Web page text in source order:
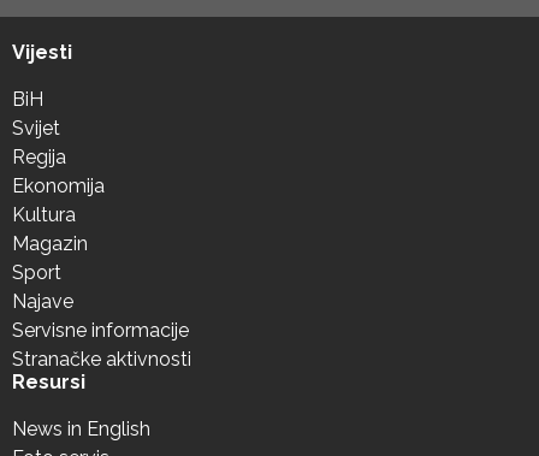
Vijesti
BiH
Svijet
Regija
Ekonomija
Kultura
Magazin
Sport
Najave
Servisne informacije
Stranačke aktivnosti
Resursi
News in English